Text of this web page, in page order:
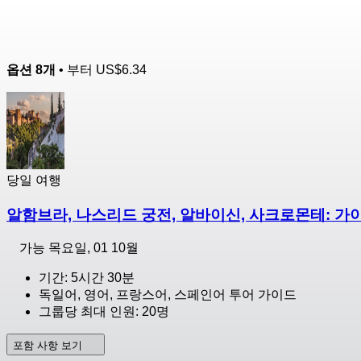
옵션 8개 • 부터 US$6.34
당일 여행
알함브라, 나스리드 궁전, 알바이신, 사크로몬테: 가
가능 목요일, 01 10월
기간: 5시간 30분
독일어, 영어, 프랑스어, 스페인어 투어 가이드
그룹당 최대 인원: 20명
포함 사항 보기